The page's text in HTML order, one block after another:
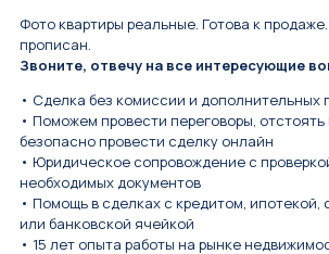
Фото квартиры реальные. Готова к
прописан.
Звоните, отвечу на все интересующие
• Сделка без комиссии и дополнительных
• Поможем провести переговоры,
безопасно провести сделку онлайн
• Юридическое сопровождение с
необходимых документов
• Помощь в сделках с кредитом, ипотекой,
или банковской ячейкой
• 15 лет опыта работы на рынке